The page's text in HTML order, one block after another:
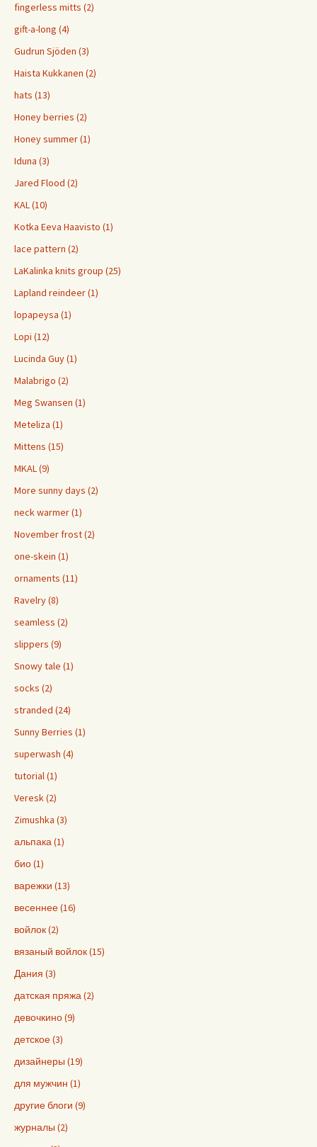
fingerless mitts (2)
gift-a-long (4)
Gudrun Sjöden (3)
Haista Kukkanen (2)
hats (13)
Honey berries (2)
Honey summer (1)
Iduna (3)
Jared Flood (2)
KAL (10)
Kotka Eeva Haavisto (1)
lace pattern (2)
LaKalinka knits group (25)
Lapland reindeer (1)
lopapeysa (1)
Lopi (12)
Lucinda Guy (1)
Malabrigo (2)
Meg Swansen (1)
Meteliza (1)
Mittens (15)
MKAL (9)
More sunny days (2)
neck warmer (1)
November frost (2)
one-skein (1)
ornaments (11)
Ravelry (8)
seamless (2)
slippers (9)
Snowy tale (1)
socks (2)
stranded (24)
Sunny Berries (1)
superwash (4)
tutorial (1)
Veresk (2)
Zimushka (3)
альпака (1)
био (1)
варежки (13)
весеннее (16)
войлок (2)
вязаный войлок (15)
Дания (3)
датская пряжа (2)
девочкино (9)
детское (3)
дизайнеры (19)
для мужчин (1)
другие блоги (9)
журналы (2)